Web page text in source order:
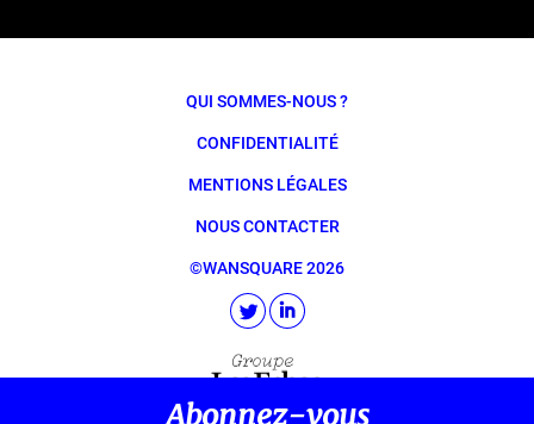
QUI SOMMES-NOUS ?
CONFIDENTIALITÉ
MENTIONS LÉGALES
NOUS CONTACTER
©WANSQUARE 2026
Abonnez-vous